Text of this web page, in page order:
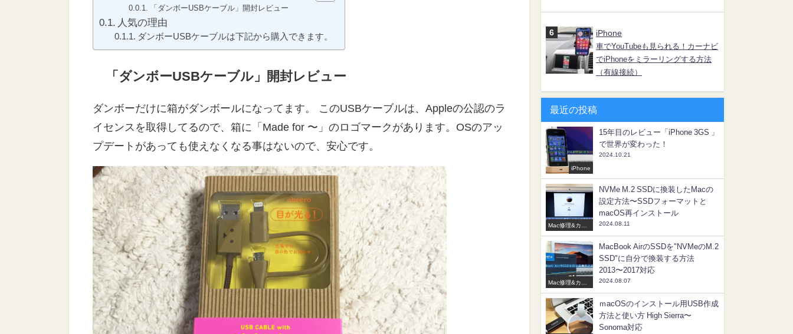
「ダンボーUSBケーブル」開封レビュー
人気の理由
ダンボーUSBケーブルは下記から購入できます。
「ダンボーUSBケーブル」開封レビュー
ダンボーだけに箱がダンボールになってます。 このUSBケーブルは、Appleの公認のラ
イセンスを取得してるので、箱に「Made for 〜」のロゴマークがあります。OSのアッ
プデートがあっても使えなくなる事はないので、安心です。
iPhone
車でYouTubeも見られる！カーナビ
でiPhoneをミラーリングする方法
（有線接続）
最近の投稿
iPhone
15年目のレビュー「iPhone 3GS 」
で世界が変わった！
2024.10.21
Mac修理&カス
NVMe M.2 SSDに換装したMacの
設定方法〜SSDフォーマットと
macOS再インストール
2024.08.11
Mac修理&カス
MacBook AirのSSDを"NVMeのM.2
SSD"に自分で換装する方法
2013〜2017対応
2024.08.07
ｍacOSのインストール用USB作成
方法と使い方 High Sierra〜
Sonoma対応